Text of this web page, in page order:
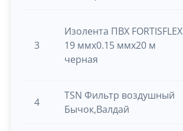
3
Изолента ПВХ FORTISFLEX
19 ммх0.15 ммх20 м
черная
4
TSN Фильтр воздушный
Бычок,Валдай